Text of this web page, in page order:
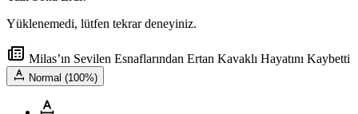
Yüklenemedi, lütfen tekrar deneyiniz.
Milas’ın Sevilen Esnaflarından Ertan Kavaklı Hayatını Kaybetti
Normal (100%)